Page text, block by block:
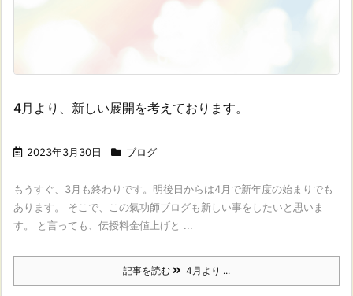
4月より、新しい展開を考えております。
2023年3月30日 ブログ
もうすぐ、3月も終わりです。明後日からは4月で新年度の始まりでも
あります。 そこで、この氣功師ブログも新しい事をしたいと思いま
す。 と言っても、伝授料金値上げと ...
記事を読む 4月より ...